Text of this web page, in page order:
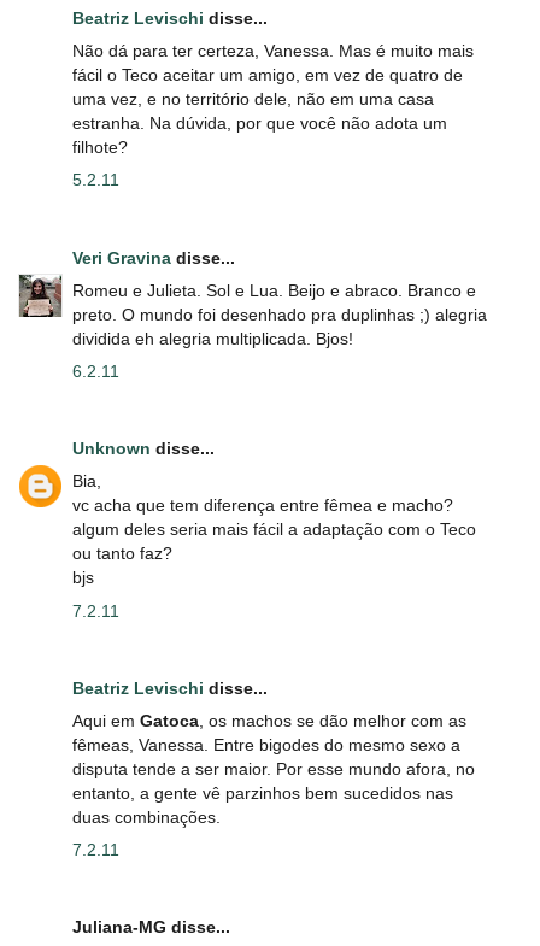
Beatriz Levischi disse...
Não dá para ter certeza, Vanessa. Mas é muito mais
fácil o Teco aceitar um amigo, em vez de quatro de
uma vez, e no território dele, não em uma casa
estranha. Na dúvida, por que você não adota um
filhote?
5.2.11
Veri Gravina disse...
Romeu e Julieta. Sol e Lua. Beijo e abraco. Branco e
preto. O mundo foi desenhado pra duplinhas ;) alegria
dividida eh alegria multiplicada. Bjos!
6.2.11
Unknown disse...
Bia,
vc acha que tem diferença entre fêmea e macho?
algum deles seria mais fácil a adaptação com o Teco
ou tanto faz?
bjs
7.2.11
Beatriz Levischi disse...
Aqui em Gatoca , os machos se dão melhor com as
fêmeas, Vanessa. Entre bigodes do mesmo sexo a
disputa tende a ser maior. Por esse mundo afora, no
entanto, a gente vê parzinhos bem sucedidos nas
duas combinações.
7.2.11
Juliana-MG disse...